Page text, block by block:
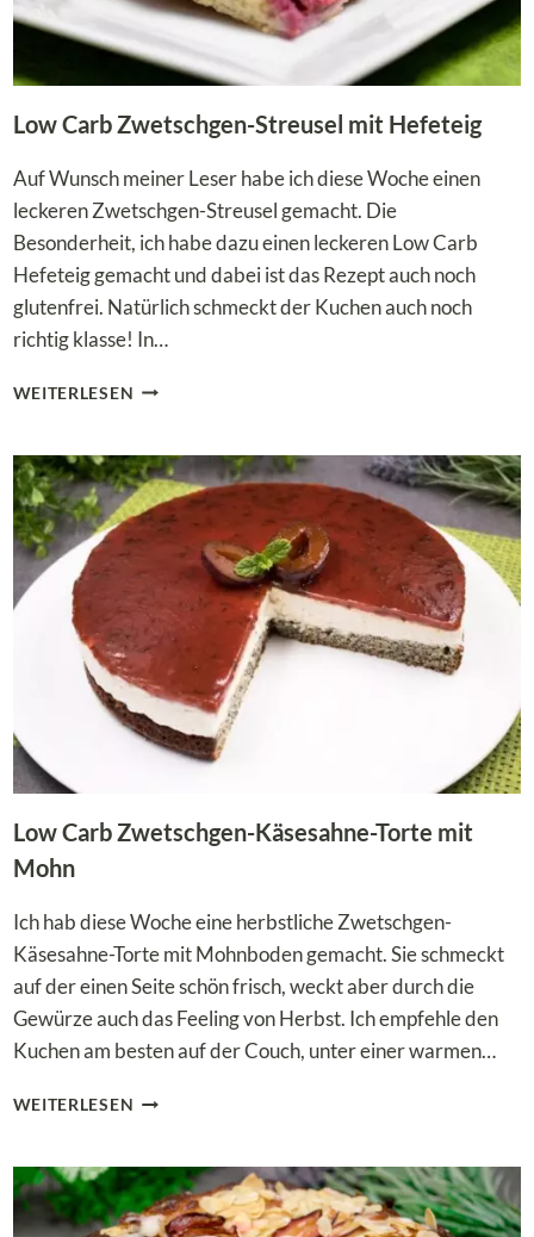
Low Carb Zwetschgen-Streusel mit Hefeteig
Auf Wunsch meiner Leser habe ich diese Woche einen
leckeren Zwetschgen-Streusel gemacht. Die
Besonderheit, ich habe dazu einen leckeren Low Carb
Hefeteig gemacht und dabei ist das Rezept auch noch
glutenfrei. Natürlich schmeckt der Kuchen auch noch
richtig klasse! In…
WEITERLESEN LOW
STREUSEL
MIT
HEFETEIG
Low Carb Zwetschgen-Käsesahne-Torte mit
Mohn
Ich hab diese Woche eine herbstliche Zwetschgen-
Käsesahne-Torte mit Mohnboden gemacht. Sie schmeckt
auf der einen Seite schön frisch, weckt aber durch die
Gewürze auch das Feeling von Herbst. Ich empfehle den
Kuchen am besten auf der Couch, unter einer warmen…
WEITERLESEN LOW
KÄSESAHNE-
TORTE
MIT